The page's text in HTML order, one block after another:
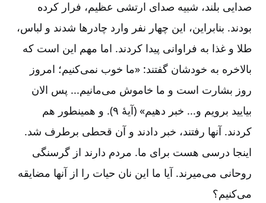
صدایی‌ بلند، شبیه‌ صدای‌ ارتشی‌ عظیم‌، فرار کرده‌
بودند. بنابراین‌، این‌ چهار نفر وارد چادرها شدند و لباس‌،
طلا و غذا به‌ فراوانی‌ پیدا کردند. اما مهم‌ این‌ است‌ که‌
بالاخره‌ به‌ خودشان‌ گفتند‌: «ما خوب‌ نمی‌کنیم‌؛ امروز
روز بشارت‌ است‌ و ما خاموش‌ می‌مانیم‌... پس‌ الان‌
بیایید برویم‌ و... خبر دهیم‌» (آیۀ‌ ۹). و همینطور هم‌
کردند. آنها رفتند، خبر دادند و آن‌ قحطی‌ برطرف‌ شد.
اینجا درسی‌ هست‌ برای‌ ما. مردم‌ دارند از گرسنگی‌
روحانی‌ می‌میرند. آیا ما این‌ نان‌ حیات‌ را از آنها مضایقه‌
می‌کنیم‌؟